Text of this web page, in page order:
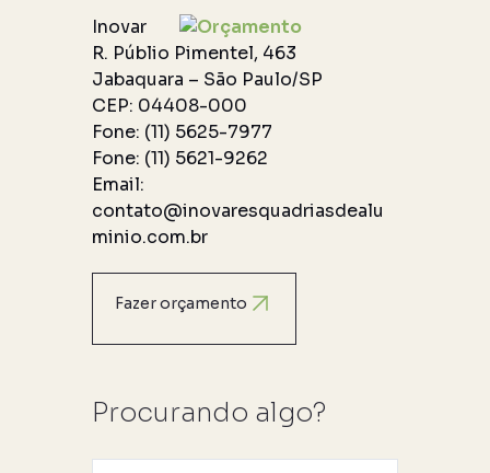
Inovar
R. Públio Pimentel, 463
Jabaquara – São Paulo/SP
CEP: 04408-000
Fone: (11) 5625-7977
Fone: (11) 5621-9262
Email:
contato@inovaresquadriasdealu
minio.com.br
Fazer orçamento
Procurando algo?